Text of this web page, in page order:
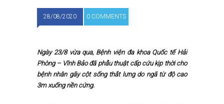
28/08/2020 0 COMMENTS
Ngày 23/8 vừa qua, Bệnh viện đa khoa Quốc tế Hải
Phòng – Vĩnh Bảo đã phẫu thuật cấp cứu kịp thời cho
bệnh nhângãy cột sống thắt lưng do ngã từ độ cao
3mxuống nền cứng.